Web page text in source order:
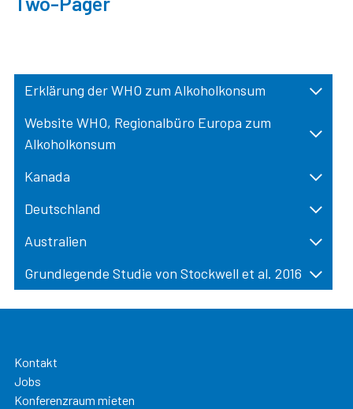
Erklärung der WHO zum Alkoholkonsum
Website WHO, Regionalbüro Europa zum
Alkoholkonsum
Kanada
Deutschland
Australien
Grundlegende Studie von Stockwell et al. 2016
Kontakt
Jobs
Konferenzraum mieten